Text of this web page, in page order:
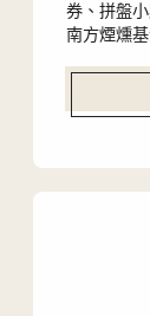
券、拼盤
南方煙燻